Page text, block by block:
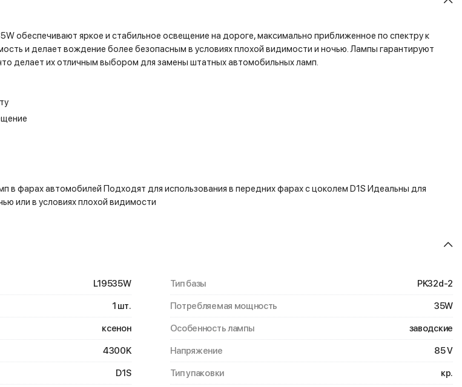
обеспечивают яркое и стабильное освещение на дороге, максимально приближенное по спектру к
и делает вождение более безопасным в условиях плохой видимости и ночью. Лампы гарантируют
делает их отличным выбором для замены штатных автомобильных ламп.
в фарах автомобилей Подходят для использования в передних фарах с цоколем D1S Идеальны для
или в условиях плохой видимости
L19535W
1 шт.
ксенон
4300K
D1S
Тип базы PK32d-2
Потребляемая мощность 35W
Особенность лампы заводские
Напряжение 85 V
Тип упаковки кр.